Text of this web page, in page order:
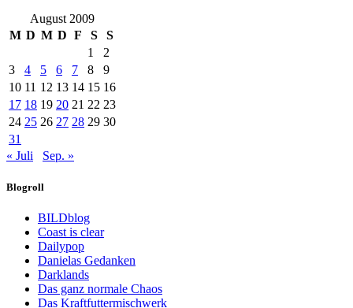
August 2009
M D M D F S
S
1
2
3
4 5 6 7 8
9
10 11 12 13 14 15 16
17 18 19 20 21 22 23
24 25 26 27 28 29 30
31
« Juli
Sep. »
Blogroll
BILDblog
Coast is clear
Dailypop
Danielas Gedanken
Darklands
Das ganz normale Chaos
Das Kraftfuttermischwerk